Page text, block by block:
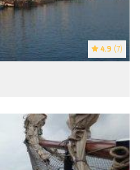
4.9 (7)